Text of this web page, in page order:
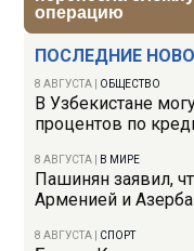
ПОСЛЕДНИЕ
8 АВГУСТА ОБЩЕСТВО
В Узбекистане
процентов по
8 АВГУСТА В МИРЕ
Пашинян заявил,
Арменией и
8 АВГУСТА СПОРТ